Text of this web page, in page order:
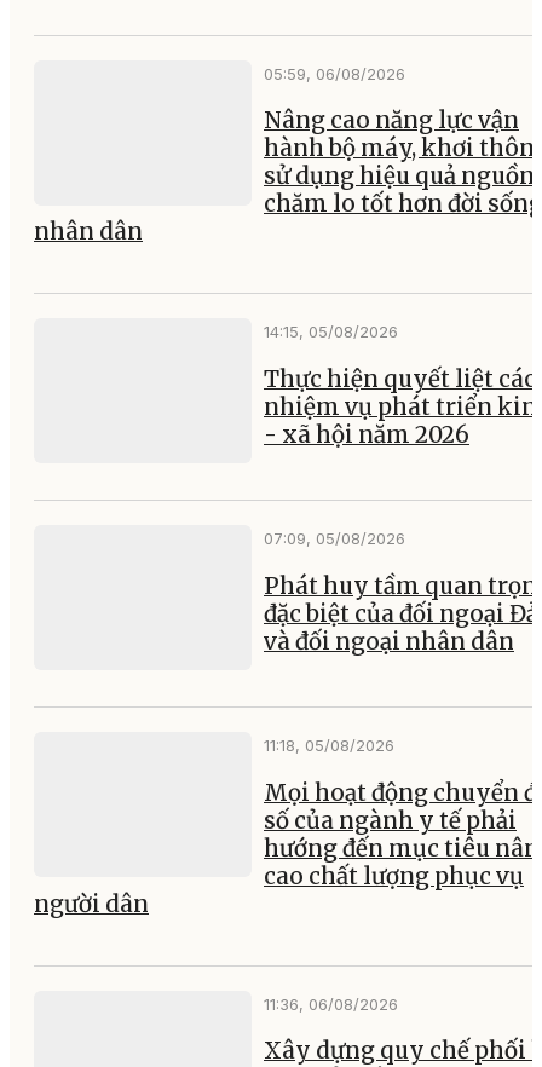
05:59, 06/08/2026
Nâng cao năng lực vận
hành bộ máy, khơi
sử dụng hiệu quả nguồn
chăm lo tốt hơn đời sống
nhân dân
14:15, 05/08/2026
Thực hiện quyết liệt các
nhiệm vụ phát triển
- xã hội năm 2026
07:09, 05/08/2026
Phát huy tầm quan
đặc biệt của đối ngoại
và đối ngoại nhân dân
11:18, 05/08/2026
Mọi hoạt động chuyển
số của ngành y tế phải
hướng đến mục tiêu
cao chất lượng phục vụ
người dân
11:36, 06/08/2026
Xây dựng quy chế phối